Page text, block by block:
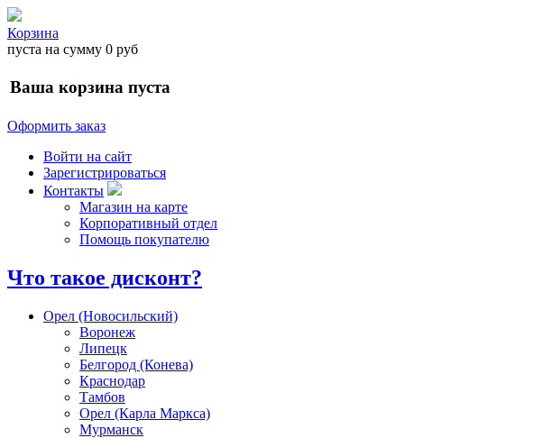
Корзина
пуста на сумму 0 руб
Ваша корзина пуста
Оформить заказ
Войти на сайт
Зарегистрироваться
Контакты
Магазин на карте
Корпоративный отдел
Помощь покупателю
Что такое дисконт?
Орел (Новосильский)
Воронеж
Липецк
Белгород (Конева)
Краснодар
Тамбов
Орел (Карла Маркса)
Мурманск